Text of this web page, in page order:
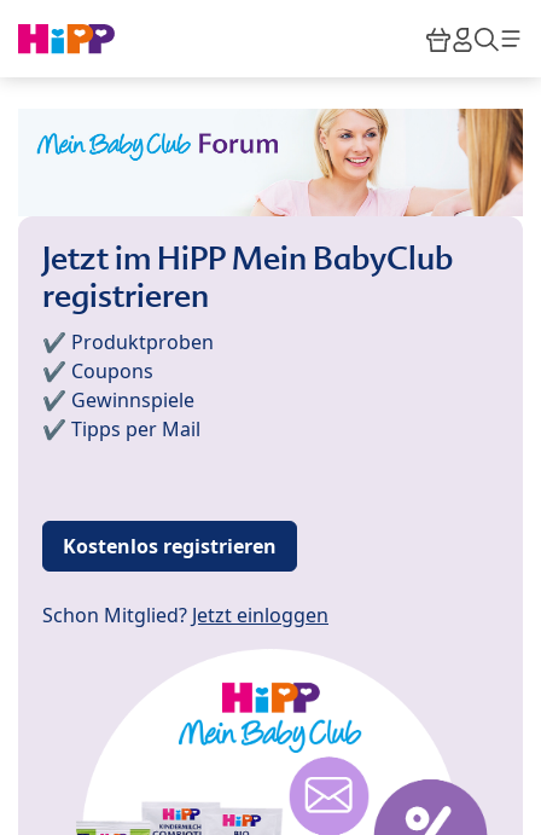
HiPP
Jetzt im HiPP Mein BabyClub
registrieren
✔️ Produktproben
✔️ Coupons
✔️ Gewinnspiele
✔️ Tipps per Mail
Kostenlos registrieren
Schon Mitglied? Jetzt einloggen